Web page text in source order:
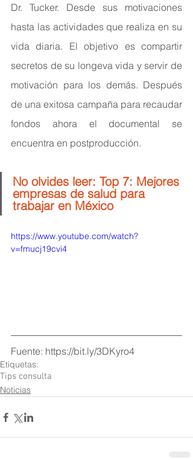
Dr. Tucker. Desde sus motivaciones
hasta las actividades que realiza en su
vida diaria. El objetivo es compartir
secretos de su longeva vida y servir de
motivación para los demás. Después
de una exitosa campaña para recaudar
fondos ahora el documental se
encuentra en postproducción.
No olvides leer: Top 7: Mejores
empresas de salud para
trabajar en México
https://www.youtube.com/watch?
v=fmucj19cvi4
Fuente: https://bit.ly/3DKyro4
Etiquetas:
Tips consulta
Noticias